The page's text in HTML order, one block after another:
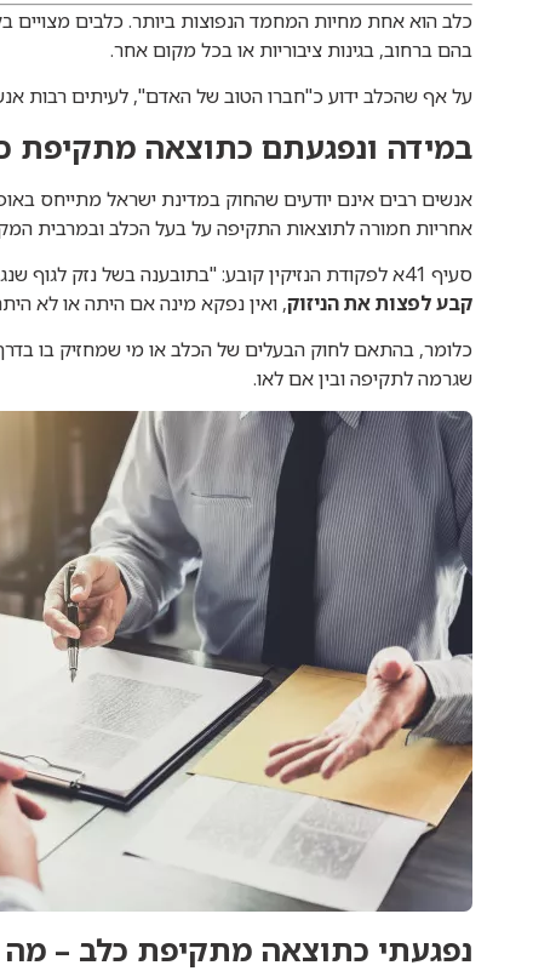
כלב הוא אחת מחיות המחמד הנפוצות ביותר. כלבים מצויים
בהם ברחוב, בגינות ציבוריות או בכל מקום אחר.
על אף שהכלב ידוע כ"חברו הטוב של האדם", לעיתים רבות
במידה ונפגעתם כתוצאה מתקיפת
אנשים רבים אינם יודעים שהחוק במדינת ישראל מתייחס
אחריות חמורה לתוצאות התקיפה על בעל הכלב ובמרבית
סעיף 41א לפקודת הנזיקין קובע: "בתובענה בשל נזק לגוף שנגרם על ידי כלב,
קבע לפצות את הניזוק, ואין נפקא מינה אם היתה או לא
כלומר, בהתאם לחוק הבעלים של הכלב או מי שמחזיק בו
שגרמה לתקיפה ובין אם לאו.
נפגעתי כתוצאה מתקיפת כלב – מה